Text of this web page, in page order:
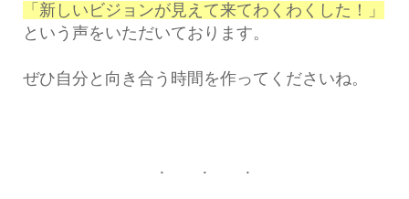
「新しいビジョンが見えて来てわくわくした！」
という声をいただいております。
ぜひ自分と向き合う時間を作ってくださいね。